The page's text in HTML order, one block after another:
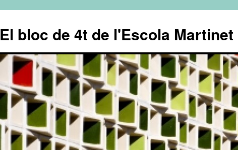
El bloc de 4t de l'Escola Martinet